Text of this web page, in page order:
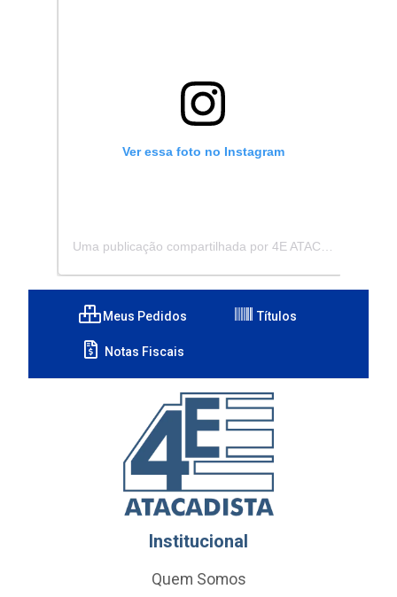
Ver essa foto no Instagram
Meus Pedidos Títulos
Notas Fiscais
Institucional
Quem Somos